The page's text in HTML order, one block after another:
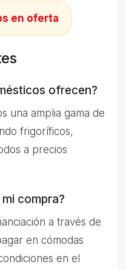
en oferta
ofrecen?
una amplia gama de
frigoríficos,
a precios
compra?
a través de
en cómodas
en el